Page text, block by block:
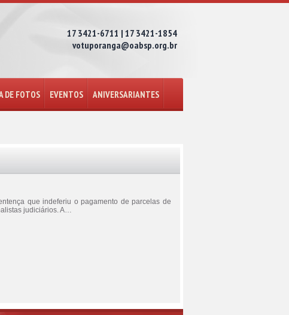
17 3421-6711 | 17 3421-1854
votuporanga@oabsp.org.br
DE FOTOS EVENTOS ANIVERSARIANTES
que indeferiu o pagamento de parcelas de
judiciários. A…